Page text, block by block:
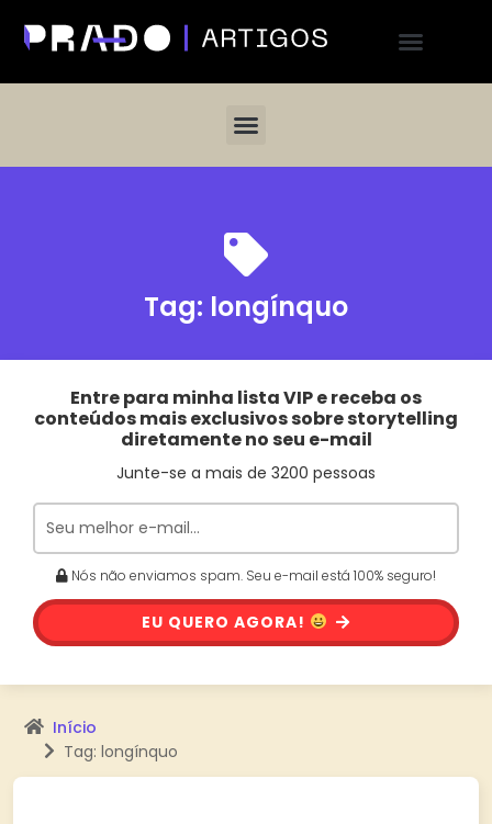
Tag: longínquo
Entre para minha lista VIP e receba os
conteúdos mais exclusivos sobre storytelling
diretamente no seu e-mail
Junte-se a mais de 3200 pessoas
Nós não enviamos spam. Seu e-mail está 100% seguro!
EU QUERO AGORA!
Início
Tag: longínquo